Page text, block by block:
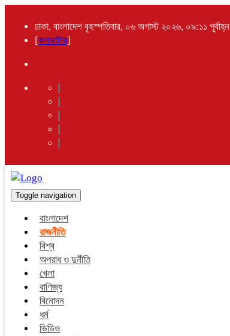
ঢাকা, বাংলাদেশ বৃহস্পতিবার, ০৬ অগাস্ট ২০২৬, ০৯:১১ পূর্বাহ্ন
[কনভাটার]
Toggle navigation
বাংলাদেশ
রাজনীতি
বিশ্ব
অপরাধ ও দুর্নীতি
খেলা
বাণিজ্য
বিনোদন
ধর্ম
ভিডিও